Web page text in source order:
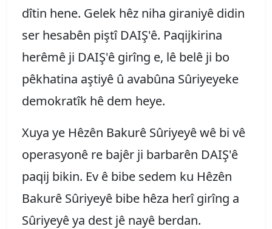
dîtin hene. Gelek hêz niha giraniyê didin
ser hesabên piştî DAIŞ'ê. Paqijkirina
herêmê ji DAIŞ'ê girîng e, lê belê ji bo
pêkhatina aştiyê û avabûna Sûriyeyeke
demokratîk hê dem heye.
Xuya ye Hêzên Bakurê Sûriyeyê wê bi vê
operasyonê re bajêr ji barbarên DAIŞ'ê
paqij bikin. Ev ê bibe sedem ku Hêzên
Bakurê Sûriyeyê bibe hêza herî girîng a
Sûriyeyê ya dest jê nayê berdan.